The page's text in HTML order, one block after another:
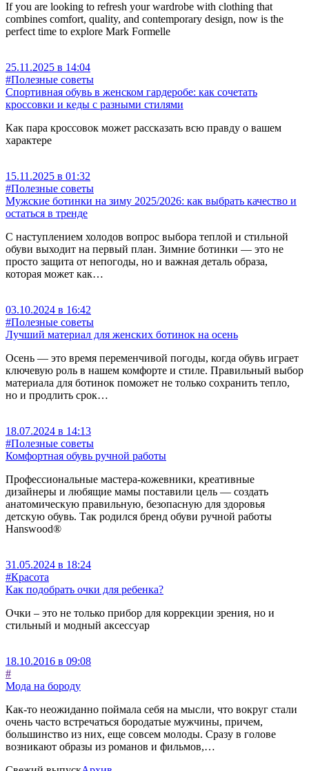
If you are looking to refresh your wardrobe with clothing that
combines comfort, quality, and contemporary design, now is the
perfect time to explore Mark Formelle
25.11.2025 в 14:04
#Полезные советы
Спортивная обувь в женском гардеробе: как сочетать
кроссовки и кеды с разными стилями
Как пара кроссовок может рассказать всю правду о вашем
характере
15.11.2025 в 01:32
#Полезные советы
Мужские ботинки на зиму 2025/2026: как выбрать качество и
остаться в тренде
С наступлением холодов вопрос выбора теплой и стильной
обуви выходит на первый план. Зимние ботинки — это не
просто защита от непогоды, но и важная деталь образа,
которая может как…
03.10.2024 в 16:42
#Полезные советы
Лучший материал для женских ботинок на осень
Осень — это время переменчивой погоды, когда обувь играет
ключевую роль в нашем комфорте и стиле. Правильный выбор
материала для ботинок поможет не только сохранить тепло,
но и продлить срок…
18.07.2024 в 14:13
#Полезные советы
Комфортная обувь ручной работы
Профессиональные мастера-кожевники, креативные
дизайнеры и любящие мамы поставили цель — создать
анатомическую правильную, безопасную для здоровья
детскую обувь. Так родился бренд обуви ручной работы
Hanswood®
31.05.2024 в 18:24
#Красота
Как подобрать очки для ребенка?
Очки – это не только прибор для коррекции зрения, но и
стильный и модный аксессуар
18.10.2016 в 09:08
#
Мода на бороду
Как-то неожиданно поймала себя на мысли, что вокруг стали
очень часто встречаться бородатые мужчины, причем,
большинство из них, еще совсем молоды. Сразу в голове
возникают образы из романов и фильмов,…